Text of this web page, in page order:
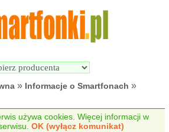
» Informacje o Smartfonach »
używa cookies. Więcej informacji w
OK (wyłącz komunikat)